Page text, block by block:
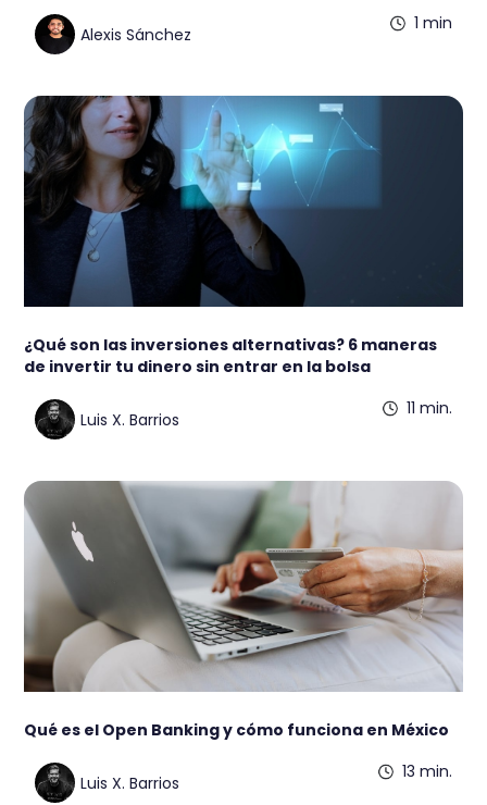
Alexis Sánchez
1 min
¿Qué son las inversiones alternativas? 6 maneras
de invertir tu dinero sin entrar en la bolsa
Luis X. Barrios
11 min.
Qué es el Open Banking y cómo funciona en México
Luis X. Barrios
13 min.